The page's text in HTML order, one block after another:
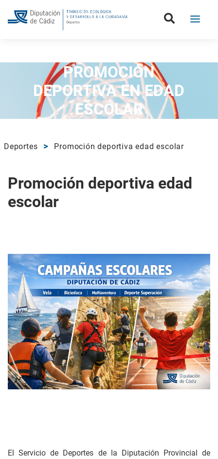
PROMOCIÓN
DEPORTIVA EN EDAD
ESCOLAR
Volver
Deportes Promoción deportiva edad escolar
Promoción deportiva edad
escolar
El Servicio de Deportes de la Diputación Provincial de